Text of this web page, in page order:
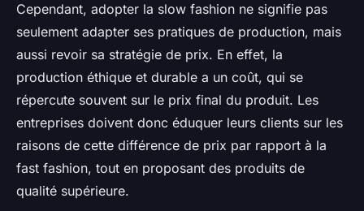
Cependant, adopter la slow fashion ne signifie pas
seulement adapter ses pratiques de production, mais
aussi revoir sa stratégie de prix. En effet, la
production éthique et durable a un coût, qui se
répercute souvent sur le prix final du produit. Les
entreprises doivent donc éduquer leurs clients sur les
raisons de cette différence de prix par rapport à la
fast fashion, tout en proposant des produits de
qualité supérieure.